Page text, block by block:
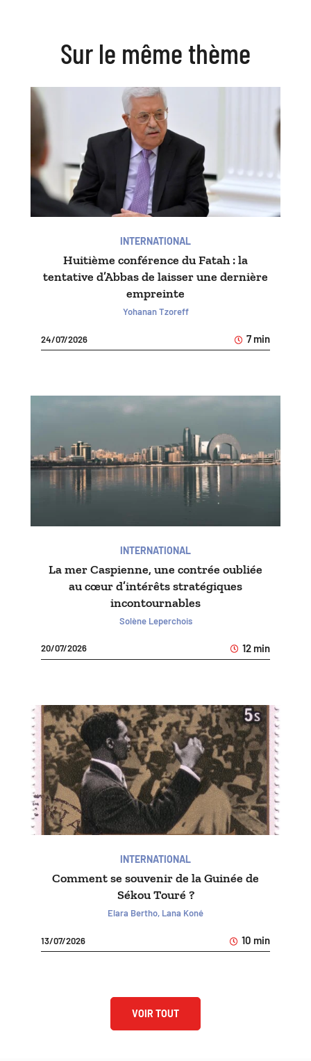
Sur le même thème
INTERNATIONAL
Huitième conférence du Fatah : la
tentative d’Abbas de laisser une dernière
empreinte
Yohanan Tzoreff
24/07/2026 7 min
INTERNATIONAL
La mer Caspienne, une contrée oubliée
au cœur d’intérêts stratégiques
incontournables
Solène Leperchois
20/07/2026 12 min
INTERNATIONAL
Comment se souvenir de la Guinée de
Sékou Touré ?
Elara Bertho, Lana Koné
13/07/2026 10 min
VOIR TOUT